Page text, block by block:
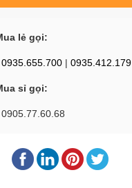
lẻ gọi:
0935.655.700 | 0935.412.179
sỉ gọi:
0905.77.60.68